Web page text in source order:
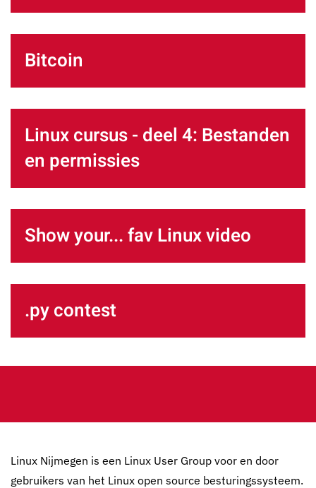
Bitcoin
Linux cursus - deel 4: Bestanden
en permissies
Show your... fav Linux video
.py contest
Linux Nijmegen is een Linux User Group voor en door
gebruikers van het Linux open source besturingssysteem.